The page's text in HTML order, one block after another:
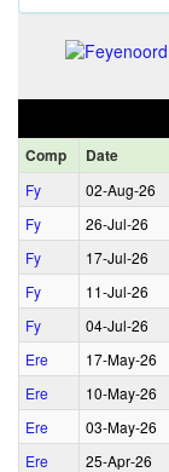
Comp Date
Fy 02‑Aug‑26
Fy
26‑Jul‑26
Fy
17‑Jul‑26
Fy
11‑Jul‑26
Fy
04‑Jul‑26
Ere
17‑May‑26
Ere
10‑May‑26
Ere
03‑May‑26
Ere
25‑Apr‑26